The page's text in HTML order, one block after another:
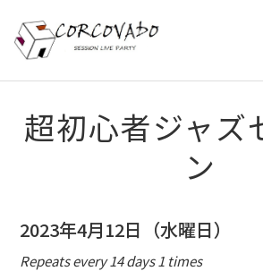
ABOUT
超初心者ジャズ
ン
2023年4月12日（水曜日）
Repeats every 14 days 1 times